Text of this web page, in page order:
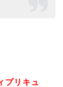
プリキュ